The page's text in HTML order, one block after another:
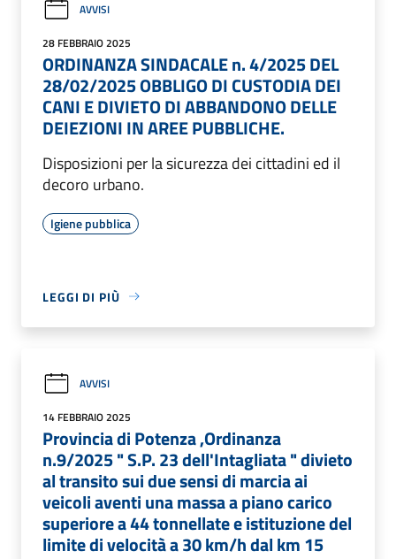
AVVISI
28 FEBBRAIO 2025
ORDINANZA SINDACALE n. 4/2025 DEL
28/02/2025 OBBLIGO DI CUSTODIA DEI
CANI E DIVIETO DI ABBANDONO DELLE
DEIEZIONI IN AREE PUBBLICHE.
Disposizioni per la sicurezza dei cittadini ed il
decoro urbano.
Igiene pubblica
LEGGI DI PIÙ
AVVISI
14 FEBBRAIO 2025
Provincia di Potenza ,Ordinanza
n.9/2025 " S.P. 23 dell'Intagliata " divieto
al transito sui due sensi di marcia ai
veicoli aventi una massa a piano carico
superiore a 44 tonnellate e istituzione del
limite di velocità a 30 km/h dal km 15